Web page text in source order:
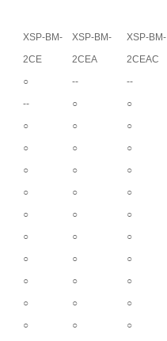
XSP-BM-
2CE
○
--
○
○
○
○
○
○
○
○
○
○
XSP-BM-
2CEA
--
○
○
○
○
○
○
○
○
○
○
○
XSP-BM-
2CEAC
--
○
○
○
○
○
○
○
○
○
○
○